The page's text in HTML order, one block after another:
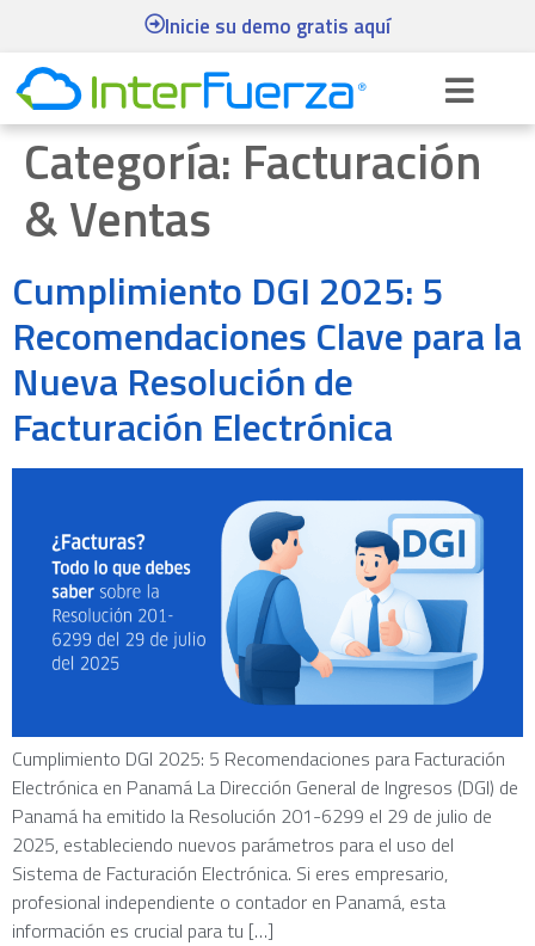
Inicie su demo gratis aquí
Categoría: Facturación
& Ventas
Cumplimiento DGI 2025: 5
Recomendaciones Clave para la
Nueva Resolución de
Facturación Electrónica
Cumplimiento DGI 2025: 5 Recomendaciones para Facturación
Electrónica en Panamá La Dirección General de Ingresos (DGI) de
Panamá ha emitido la Resolución 201-6299 el 29 de julio de
2025, estableciendo nuevos parámetros para el uso del
Sistema de Facturación Electrónica. Si eres empresario,
profesional independiente o contador en Panamá, esta
información es crucial para tu […]